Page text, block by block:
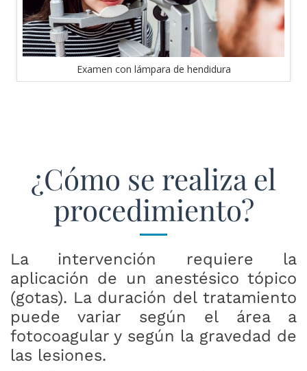
detalles de un objeto a una determinada distancia.
WordPress Carousel Trial Version
Prueba de agudeza visual
¿Cómo se realiza el
procedimiento?
La intervención requiere la
aplicación de un anestésico tópico
(gotas). La duración del tratamiento
puede variar según el área a
fotocoagular y según la gravedad de
las lesiones.